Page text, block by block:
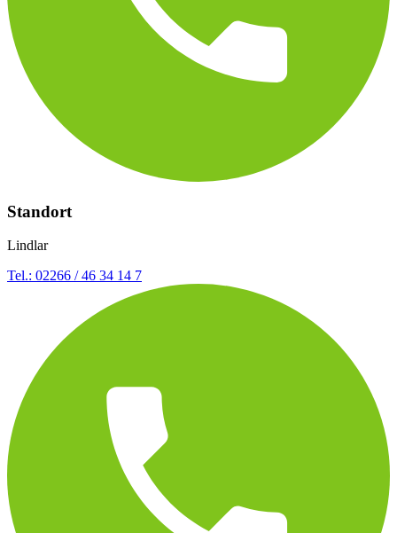
Standort
Lindlar
Tel.: 02266 / 46 34 14 7